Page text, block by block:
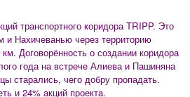
транспортного коридора TRIPP. Это
Нахичеванью через территорию
Договорённость о создании коридора
года на встрече Алиева и Пашиняна
старались, чего добру пропадать.
и 24% акций проекта.